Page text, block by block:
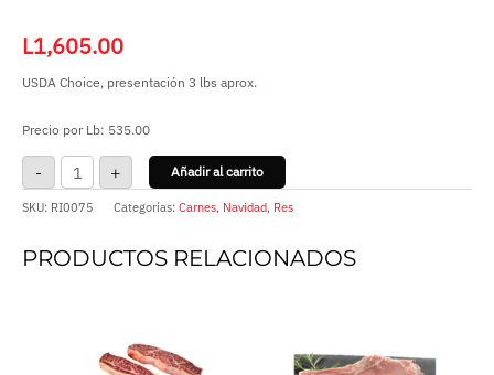
L1,605.00
USDA Choice, presentación 3 lbs aprox.
Precio por Lb: 535.00
- + Añadir al carrito
SKU: RI0075 Categorías: Carnes, Navidad, Res
PRODUCTOS RELACIONADOS
Angus
cantidad